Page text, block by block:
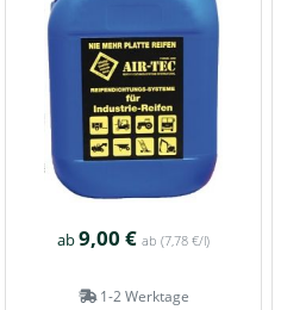
ab9,00 € ab (7,78 €/l)
1-2 Werktage